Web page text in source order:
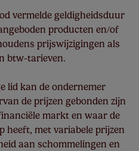
vermelde geldigheidsduur
producten en/of
prijswijzigingen als
btw-tarieven.
lid kan de ondernemer
de prijzen gebonden zijn
markt en waar de
heeft, met variabele prijzen
aan schommelingen en